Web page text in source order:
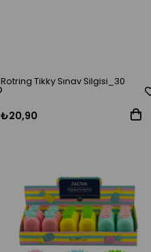
Rotring Tikky Sınav Silgisi_30
₺20,90